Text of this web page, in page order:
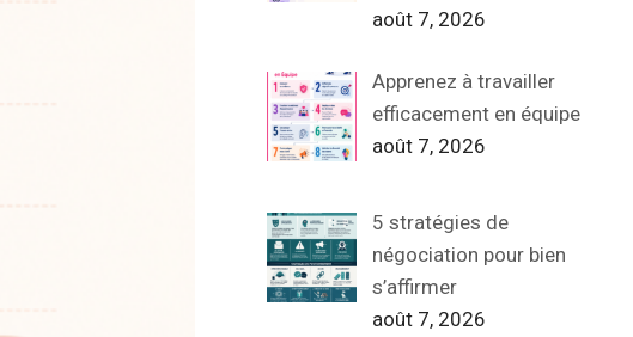
août 7, 2026
Apprenez à travailler
efficacement en équipe
août 7, 2026
5 stratégies de
négociation pour bien
s’affirmer
août 7, 2026